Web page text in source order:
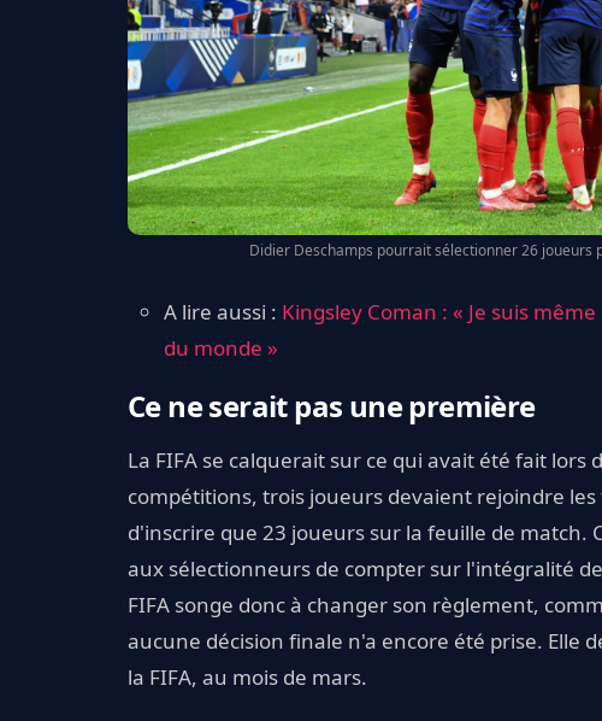
Didier Deschamps pourrait sélectionner 26 joueurs
A lire aussi : Kingsley Coman : « Je suis
du monde »
Ce ne serait pas une première
La FIFA se calquerait sur ce qui avait été fait lors
compétitions, trois joueurs devaient rejoindre
d'inscrire que 23 joueurs sur la feuille de
aux sélectionneurs de compter sur l'intégralité
FIFA songe donc à changer son règlement,
aucune décision finale n'a encore été prise. Elle
la FIFA, au mois de mars.